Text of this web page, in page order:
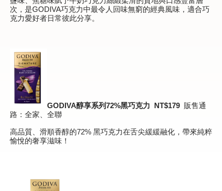
次，是GODIVA巧克力中最令人回味無窮的經典風味，適合巧
克力愛好者日常彼此分享。
GODIVA醇享系列72%黑巧克力 NT$179 販售通
路：全家、全聯
高品質、滑順香醇的72% 黑巧克力在舌尖緩緩融化，帶來純粹
愉悅的奢享滋味！